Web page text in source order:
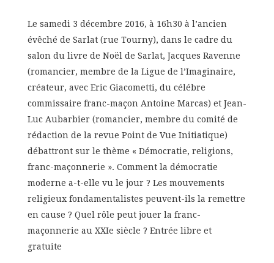
Le samedi 3 décembre 2016, à 16h30 à l’ancien
évêché de Sarlat (rue Tourny), dans le cadre du
salon du livre de Noël de Sarlat, Jacques Ravenne
(romancier, membre de la Ligue de l’Imaginaire,
créateur, avec Eric Giacometti, du célébre
commissaire franc-maçon Antoine Marcas) et Jean-
Luc Aubarbier (romancier, membre du comité de
rédaction de la revue Point de Vue Initiatique)
débattront sur le thème « Démocratie, religions,
franc-maçonnerie ». Comment la démocratie
moderne a-t-elle vu le jour ? Les mouvements
religieux fondamentalistes peuvent-ils la remettre
en cause ? Quel rôle peut jouer la franc-
maçonnerie au XXIe siècle ? Entrée libre et
gratuite